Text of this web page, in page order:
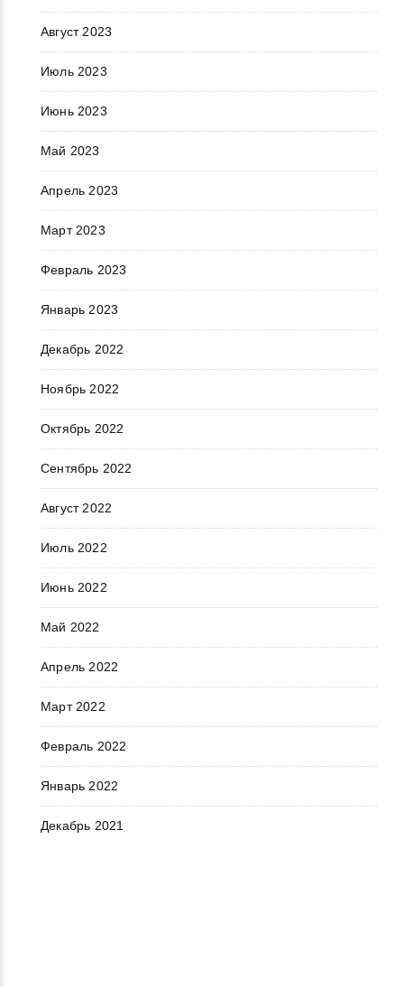
Август 2023
Июль 2023
Июнь 2023
Май 2023
Апрель 2023
Март 2023
Февраль 2023
Январь 2023
Декабрь 2022
Ноябрь 2022
Октябрь 2022
Сентябрь 2022
Август 2022
Июль 2022
Июнь 2022
Май 2022
Апрель 2022
Март 2022
Февраль 2022
Январь 2022
Декабрь 2021